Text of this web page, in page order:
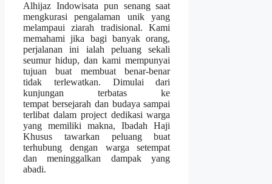
Alhijaz Indowisata pun senang saat
mengkurasi pengalaman unik yang
melampaui ziarah tradisional. Kami
memahami jika bagi banyak orang,
perjalanan ini ialah peluang sekali
seumur hidup, dan kami mempunyai
tujuan buat membuat benar-benar
tidak terlewatkan. Dimulai dari
kunjungan terbatas ke
tempat bersejarah dan budaya sampai
terlibat dalam project dedikasi warga
yang memiliki makna, Ibadah Haji
Khusus tawarkan peluang buat
terhubung dengan warga setempat
dan meninggalkan dampak yang
abadi.